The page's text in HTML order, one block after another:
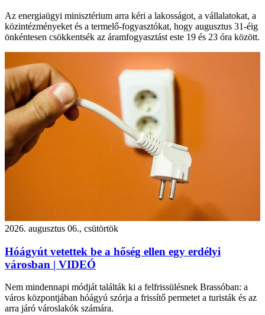
Az energiaügyi minisztérium arra kéri a lakosságot, a vállalatokat, a
közintézményeket és a termelő-fogyasztókat, hogy augusztus 31-éig
önkéntesen csökkentsék az áramfogyasztást este 19 és 23 óra között.
2026. augusztus 06., csütörtök
Hóágyút vetettek be a hőség ellen egy erdélyi
városban | VIDEÓ
Nem mindennapi módját találták ki a felfrissülésnek Brassóban: a
város központjában hóágyú szórja a frissítő permetet a turisták és az
arra járó városlakók számára.